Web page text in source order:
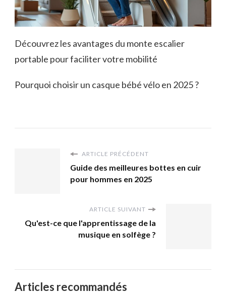
Découvrez les avantages du monte escalier
portable pour faciliter votre mobilité
Pourquoi choisir un casque bébé vélo en 2025 ?
ARTICLE PRÉCÉDENT
Guide des meilleures bottes en cuir
pour hommes en 2025
ARTICLE SUIVANT
Qu'est-ce que l'apprentissage de la
musique en solfège ?
Articles recommandés